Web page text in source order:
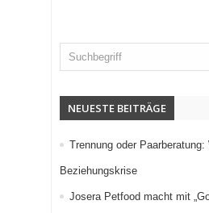
NEUESTE BEITRÄGE
Trennung oder Paarberatung:
Beziehungskrise
Josera Petfood macht mit